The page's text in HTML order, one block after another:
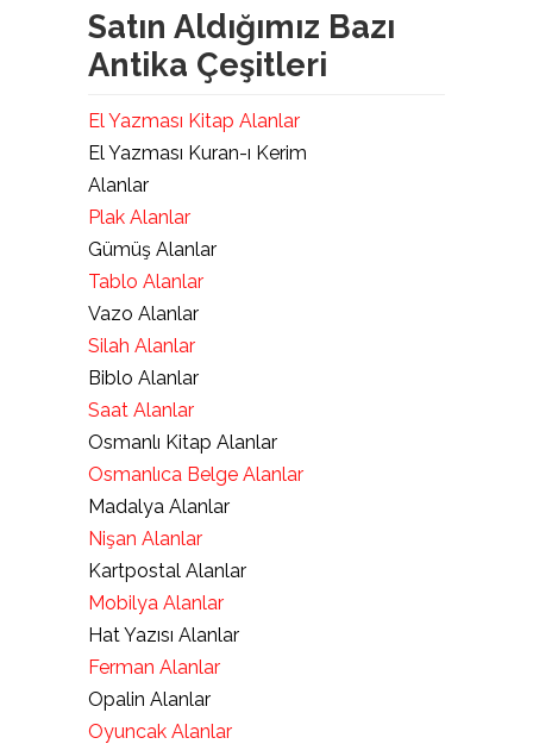
Satın Aldığımız Bazı
Antika Çeşitleri
El Yazması Kitap Alanlar
El Yazması Kuran-ı Kerim
Alanlar
Plak Alanlar
Gümüş Alanlar
Tablo Alanlar
Vazo Alanlar
Silah Alanlar
Biblo Alanlar
Saat Alanlar
Osmanlı Kitap Alanlar
Osmanlıca Belge Alanlar
Madalya Alanlar
Nişan Alanlar
Kartpostal Alanlar
Mobilya Alanlar
Hat Yazısı Alanlar
Ferman Alanlar
Opalin Alanlar
Oyuncak Alanlar